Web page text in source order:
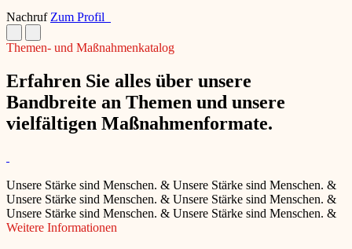
Nachruf Zum Profil
Themen- und Maßnahmenkatalog
Erfahren Sie alles über unsere
Bandbreite an Themen und unsere
vielfältigen Maßnahmenformate.
Unsere Stärke sind Menschen. & Unsere Stärke sind Menschen. &
Unsere Stärke sind Menschen. & Unsere Stärke sind Menschen. &
Unsere Stärke sind Menschen. & Unsere Stärke sind Menschen. &
Weitere Informationen